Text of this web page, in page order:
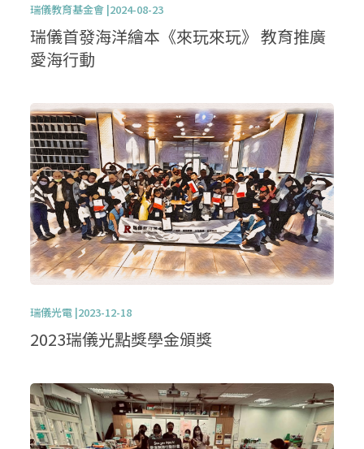
瑞儀教育基金會 |2024-08-23
瑞儀首發海洋繪本《來玩來玩》 教育推廣
愛海行動
瑞儀光電 |2023-12-18
2023瑞儀光點獎學金頒獎